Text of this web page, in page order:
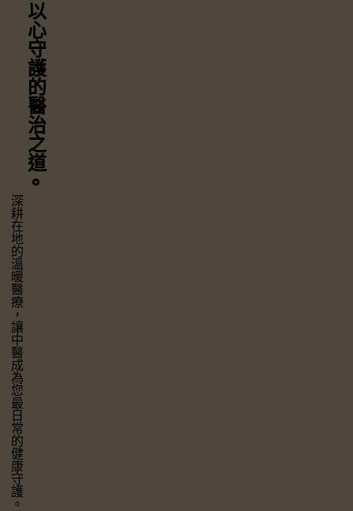
以心守護
的醫治之道
⚬
深耕在地的溫暖醫療，
讓中醫成為您最日常的健康守護。